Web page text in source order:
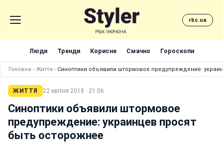
rbc.ua
Люди Тренди Корисне Смачно Гороскопи
Головна › Життя › Синоптики объявили штормовое предупреждение:
ЖИТТЯ 22 квітня 2018 · 21:06
Синоптики объявили штормовое
предупреждение: украинцев просят
быть осторожнее